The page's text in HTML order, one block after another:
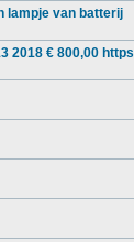
lampje van batterij
2018 € 800,00